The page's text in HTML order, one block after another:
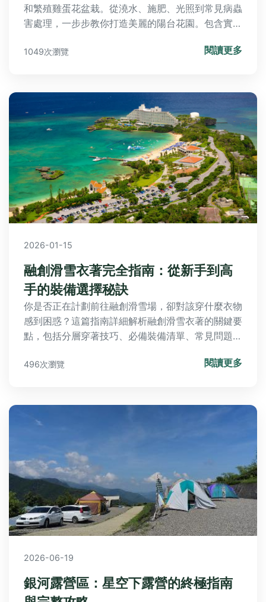
和繁殖雞蛋花盆栽。從澆水、施肥、光照到常見病蟲
害處理，一步步教你打造美麗的陽台花園。包含實用
有關於雞蛋花盆栽的疑問。
1049次瀏覽 閱讀更多
2026-01-15
融創滑雪衣著完全指南：從新手到高
手的裝備選擇秘訣
你是否正在計劃前往融創滑雪場，卻對該穿什麼衣物
感到困惑？這篇指南詳細解析融創滑雪衣著的關鍵要
點，包括分層穿著技巧、必備裝備清單、常見問題解
溫環境，享受安全又舒適的滑雪體驗。
496次瀏覽 閱讀更多
2026-06-19
銀河露營區：星空下露營的終極指南